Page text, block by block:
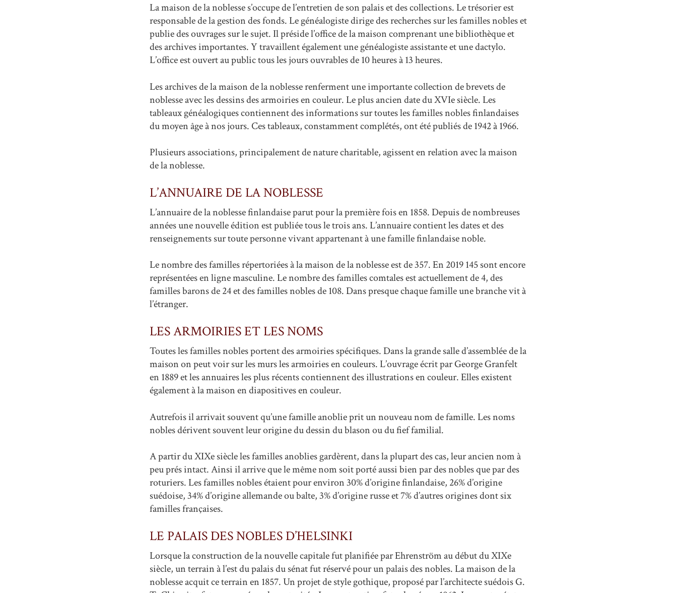
La maison de la noblesse s’occupe de l’entretien de son palais et des collections. Le trésorier est
responsable de la gestion des fonds. Le généalogiste dirige des recherches sur les familles nobles et
publie des ouvrages sur le sujet. Il préside l’office de la maison comprenant une bibliothèque et
des archives importantes. Y travaillent également une généalogiste assistante et une dactylo.
L’office est ouvert au public tous les jours ouvrables de 10 heures à 13 heures.
Les archives de la maison de la noblesse renferment une importante collection de brevets de
noblesse avec les dessins des armoiries en couleur. Le plus ancien date du XVIe siècle. Les
tableaux généalogiques contiennent des informations sur toutes les familles nobles finlandaises
du moyen âge à nos jours. Ces tableaux, constamment complétés, ont été publiés de 1942 à 1966.
Plusieurs associations, principalement de nature charitable, agissent en relation avec la maison
de la noblesse.
L’ANNUAIRE DE LA NOBLESSE
L’annuaire de la noblesse finlandaise parut pour la première fois en 1858. Depuis de nombreuses
années une nouvelle édition est publiée tous le trois ans. L’annuaire contient les dates et des
renseignements sur toute personne vivant appartenant à une famille finlandaise noble.
Le nombre des familles répertoriées à la maison de la noblesse est de 357. En 2019 145 sont encore
représentées en ligne masculine. Le nombre des familles comtales est actuellement de 4, des
familles barons de 24 et des familles nobles de 108. Dans presque chaque famille une branche vit à
l’étranger.
LES ARMOIRIES ET LES NOMS
Toutes les familles nobles portent des armoiries spécifiques. Dans la grande salle d’assemblée de la
maison on peut voir sur les murs les armoiries en couleurs. L’ouvrage écrit par George Granfelt
en 1889 et les annuaires les plus récents contiennent des illustrations en couleur. Elles existent
également à la maison en diapositives en couleur.
Autrefois il arrivait souvent qu’une famille anoblie prit un nouveau nom de famille. Les noms
nobles dérivent souvent leur origine du dessin du blason ou du fief familial.
A partir du XIXe siècle les familles anoblies gardèrent, dans la plupart des cas, leur ancien nom à
peu prés intact. Ainsi il arrive que le même nom soit porté aussi bien par des nobles que par des
roturiers. Les familles nobles étaient pour environ 30% d’origine finlandaise, 26% d’origine
suédoise, 34% d’origine allemande ou balte, 3% d’origine russe et 7% d’autres origines dont six
familles françaises.
LE PALAIS DES NOBLES D’HELSINKI
Lorsque la construction de la nouvelle capitale fut planifiée par Ehrenström au début du XIXe
siècle, un terrain à l’est du palais du sénat fut réservé pour un palais des nobles. La maison de la
noblesse acquit ce terrain en 1857. Un projet de style gothique, proposé par l’architecte suédois G.